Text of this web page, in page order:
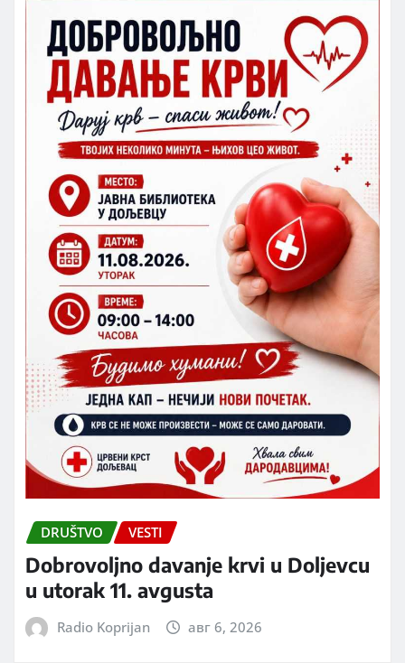
DRUŠTVO VESTI
Dobrovoljno davanje krvi u Doljevcu
u utorak 11. avgusta
Radio Koprijan авг 6, 2026